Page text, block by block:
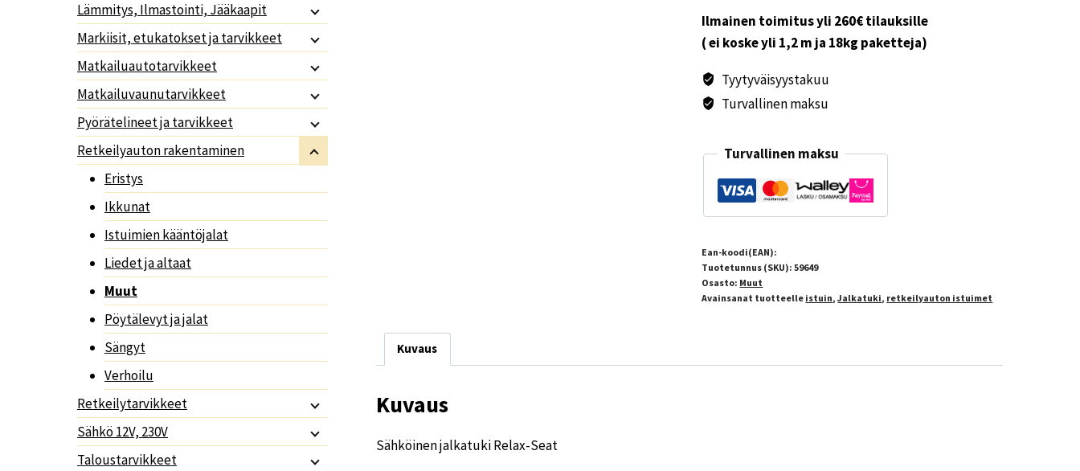
Ilmainen toimitus yli 260€ tilauksille
( ei koske yli 1,2 m ja 18kg paketteja)
Tyytyväisyystakuu
Turvallinen maksu
Turvallinen maksu
Ean-koodi(EAN):
Tuotetunnus (SKU):59649
Osasto: Muut
Avainsanat tuotteelle istuin,Jalkatuki, retkeilyauton istuimet
Kuvaus
Kuvaus
Sähköinen jalkatuki Relax-Seat
Lämmitys, Ilmastointi, Jääkaapit
Markiisit, etukatokset ja tarvikkeet
Matkailuautotarvikkeet
Matkailuvaunutarvikkeet
Pyörätelineet ja tarvikkeet
Retkeilyauton rakentaminen
Eristys
Ikkunat
Istuimien kääntöjalat
Liedet ja altaat
Muut
Pöytälevyt ja jalat
Sängyt
Verhoilu
Retkeilytarvikkeet
Sähkö 12V, 230V
Taloustarvikkeet